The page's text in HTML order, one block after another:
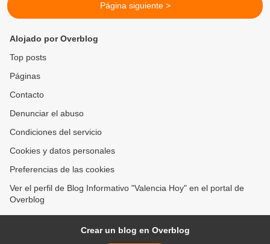
Página siguiente >
Alojado por Overblog
Top posts
Páginas
Contacto
Denunciar el abuso
Condiciones del servicio
Cookies y datos personales
Preferencias de las cookies
Ver el perfil de Blog Informativo "Valencia Hoy" en el portal de
Overblog
Crear un blog en Overblog